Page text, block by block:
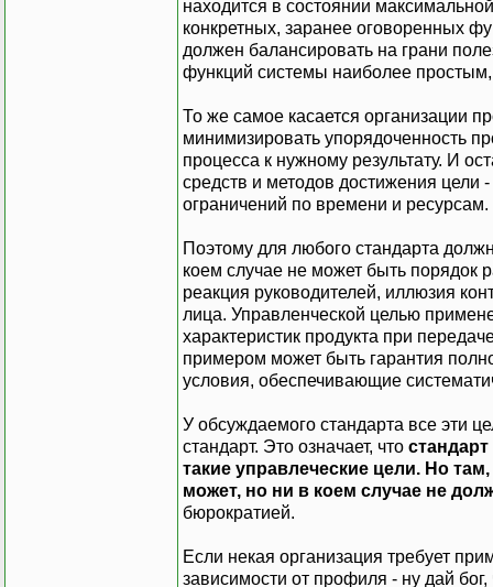
находится в состоянии
конкретных, заранее оговоренных
должен балансировать на грани
функций системы наиболее
То же самое касается организации
минимизировать упорядоченность
процесса к нужному результату. И
средств и методов достижения
ограничений по времени и ресурсам.
Поэтому для любого стандарта
коем случае не может быть порядок
реакция руководителей, иллюзия
лица. Управленческой целью
характеристик продукта при
примером может быть гарантия
условия, обеспечивающие
У обсуждаемого стандарта все эти
стандарт. Это означает, что
такие управлеческие цели. Но
может, но ни в коем случае не
бюрократией.
Если некая организация требует
зависимости от профиля - ну дай